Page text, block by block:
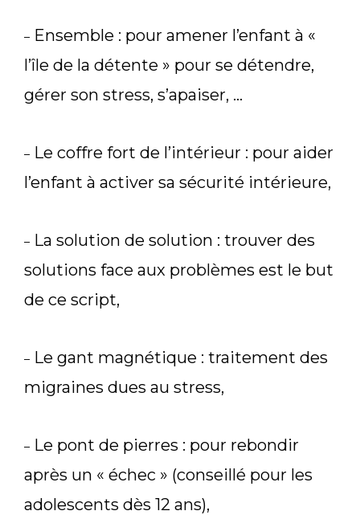
– Ensemble : pour amener l’enfant à «
l’île de la détente » pour se détendre,
gérer son stress, s’apaiser, …
– Le coffre fort de l’intérieur : pour aider
l’enfant à activer sa sécurité intérieure,
– La solution de solution : trouver des
solutions face aux problèmes est le but
de ce script,
– Le gant magnétique : traitement des
migraines dues au stress,
– Le pont de pierres : pour rebondir
après un « échec » (conseillé pour les
adolescents dès 12 ans),